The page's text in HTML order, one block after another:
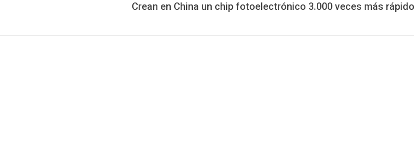
Crean en China un chip fotoelectrónico 3.000 veces más